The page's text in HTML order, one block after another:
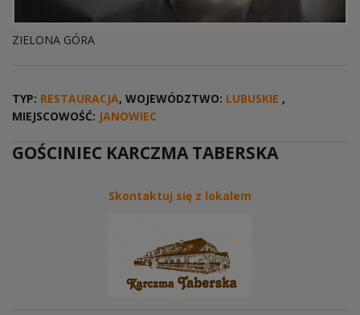
ZIELONA GÓRA
TYP: RESTAURACJA, WOJEWÓDZTWO: LUBUSKIE ,
MIEJSCOWOŚĆ: JANOWIEC
GOŚCINIEC KARCZMA TABERSKA
Skontaktuj się z lokalem